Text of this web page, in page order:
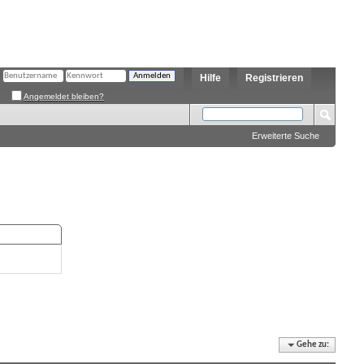
Registrieren
Hilfe
Angemeldet bleiben?
Erweiterte Suche
Gehe zu: